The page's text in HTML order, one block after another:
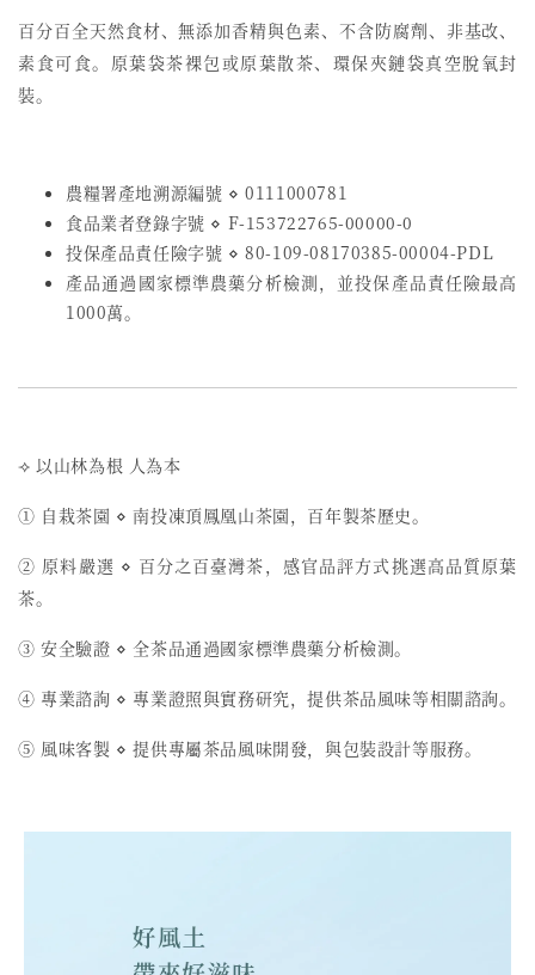
百分百全天然食材、無添加香精與色素、不含防腐劑、非基改、
素食可食。原葉袋茶裸包或原葉散茶、環保夾鏈袋真空脫氧封
裝。
農糧署產地溯源編號 ⋄ 0111000781
食品業者登錄字號 ⋄ F-153722765-00000-0
投保產品責任險字號 ⋄80-109-08170385-00004-PDL
產品通過國家標準農藥分析檢測，並投保產品責任險最高
1000萬。
⟢ 以山林為根 人為本
① 自栽茶園 ⋄ 南投凍頂鳳凰山茶園，百年製茶歷史。
② 原料嚴選 ⋄ 百分之百臺灣茶，感官品評方式挑選高品質原葉
茶。
③ 安全驗證 ⋄ 全茶品通過國家標準農藥分析檢測。
④ 專業諮詢 ⋄ 專業證照與實務研究，提供茶品風味等相關諮詢。
⑤ 風味客製 ⋄ 提供專屬茶品風味開發，與包裝設計等服務。